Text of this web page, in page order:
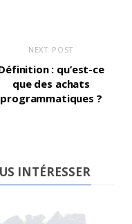
NEXT POST
: qu’est-ce
que des achats
programmatiques ?
INTÉRESSER